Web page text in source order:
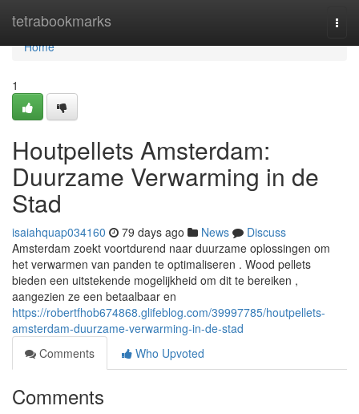
tetrabookmarks
Home
Home
1
Houtpellets Amsterdam:
Duurzame Verwarming in de
Stad
isaiahquap034160 79 days ago News
Discuss
Amsterdam zoekt voortdurend naar duurzame oplossingen om
het verwarmen van panden te optimaliseren . Wood pellets
bieden een uitstekende mogelijkheid om dit te bereiken ,
aangezien ze een betaalbaar en
https://robertfhob674868.glifeblog.com/39997785/houtpellets-
amsterdam-duurzame-verwarming-in-de-stad
Comments
Who Upvoted
Comments